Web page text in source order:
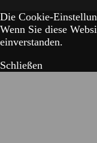
Die Cookie-
Wenn Sie diese
einverstanden.
Schließen